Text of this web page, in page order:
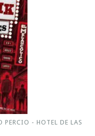
PERCIO - HOTEL DE LAS